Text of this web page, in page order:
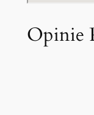
Opinie